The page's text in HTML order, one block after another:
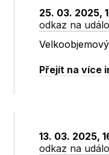
25. 03. 2025,
odkaz na
Přejít na více
13. 03. 2025,
odkaz na